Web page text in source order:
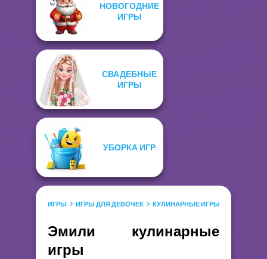
НОВОГОДНИЕ
ИГРЫ
СВАДЕБНЫЕ
ИГРЫ
УБОРКА ИГР
ИГРЫ ИГРЫ ДЛЯ ДЕВОЧЕК КУЛИНАРНЫЕ ИГРЫ
Эмили кулинарные
игры